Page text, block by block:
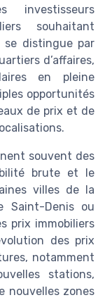
souhaitant
se distingue par
d’affaires,
en pleine
opportunités
de prix et de
souvent des
brute et le
villes de la
Saint-Denis ou
prix immobiliers
des prix
notamment
stations,
nouvelles zones